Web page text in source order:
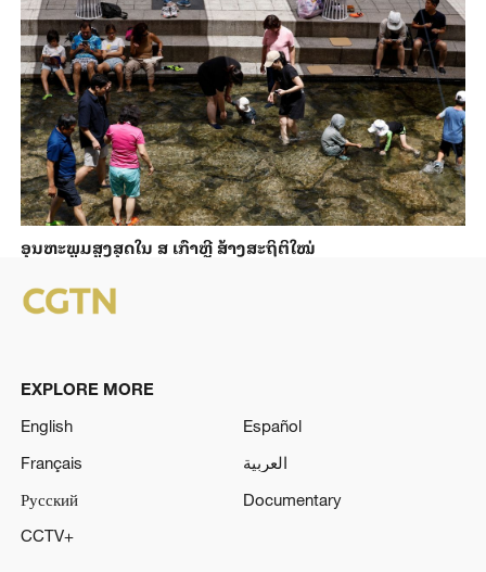
ອຸນ​ຫະ​ພູມ​ສູງ​ສຸດ​​ໃນ ສ ເກົາຫຼີ ສ້າງ​ສະ​ຖິ​ຕິ​ໃໝ່
EXPLORE MORE
English
Español
Français
العربية
Русский
Documentary
CCTV+